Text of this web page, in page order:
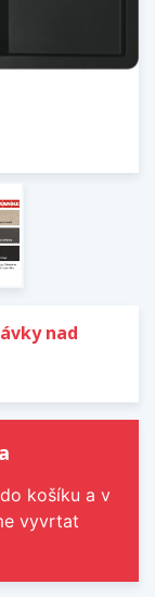
nad
košíku a v
vyvrtat